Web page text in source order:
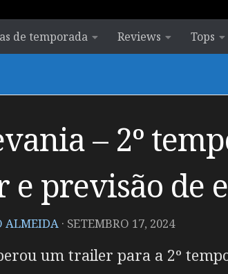
de temporada Reviews Tops
– 2º
e previsão de
ALMEIDA · SETEMBRO 17, 2024
um trailer para a 2º